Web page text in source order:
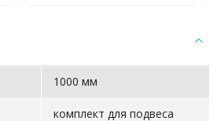
1000 мм
комплект для подвеса